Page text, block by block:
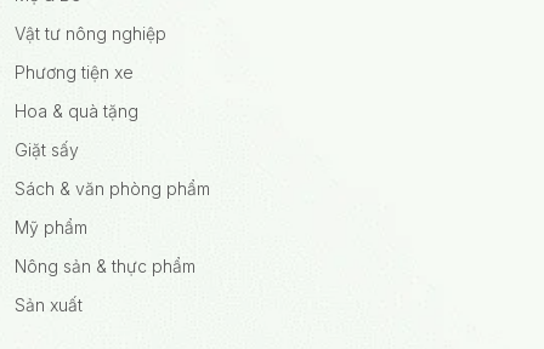
Vật tư nông nghiệp
Phương tiện xe
Hoa & quà tặng
Giặt sấy
Sách & văn phòng phẩm
Mỹ phẩm
Nông sản & thực phẩm
Sản xuất